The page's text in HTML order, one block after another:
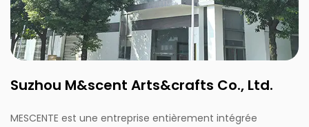
Suzhou M&scent Arts&crafts Co., Ltd.
MESCENTE est une entreprise entièrement intégrée